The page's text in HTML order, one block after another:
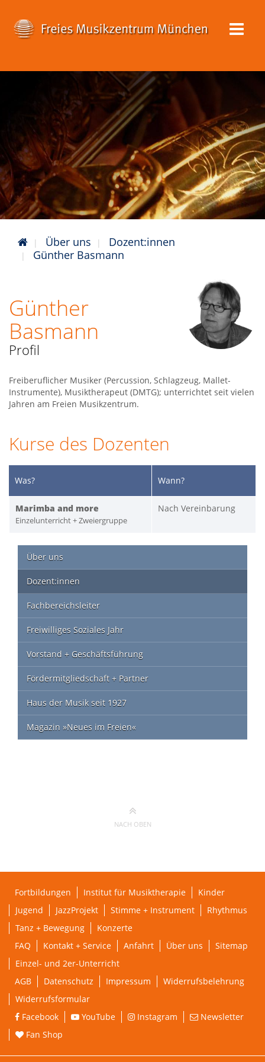
Über uns
Dozent:innen
Günther Basmann
Günther
Basmann
Profil
Freiberuflicher Musiker (Percussion, Schlagzeug, Mallet-
Instrumente), Musiktherapeut (DMTG); unterrichtet seit vielen
Jahren am Freien Musikzentrum.
Kurse des Dozenten
Was? Wann?
Marimba and more
Einzelunterricht + Zweiergruppe
Nach Vereinbarung
Über uns
Dozent:innen
Fachbereichsleiter
Freiwilliges Soziales Jahr
Vorstand + Geschäftsführung
Fördermitgliedschaft + Partner
Haus der Musik seit 1927
Magazin »Neues im Freien«
NACH OBEN
Fortbildungen Institut für Musiktherapie
Kinder
Jugend
JazzProjekt Stimme + Instrument
Rhythmus
Tanz + Bewegung
Konzerte
FAQ
Kontakt + Service Anfahrt Über uns
Sitemap
Einzel- und 2er-Unterricht
AGB
Datenschutz Impressum
Widerrufsbelehrung
Widerrufsformular
Facebook
YouTube Instagram
Newsletter
Fan Shop